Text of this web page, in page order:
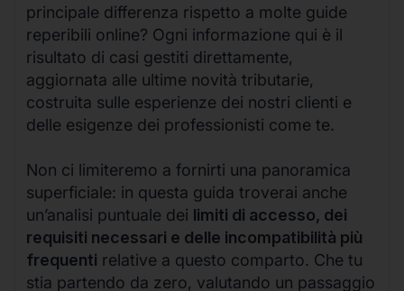
principale differenza rispetto a molte guide
reperibili online? Ogni informazione qui è il
risultato di casi gestiti direttamente,
aggiornata alle ultime novità tributarie,
costruita sulle esperienze dei nostri clienti e
delle esigenze dei professionisti come te.
Non ci limiteremo a fornirti una panoramica
superficiale: in questa guida troverai anche
un’analisi puntuale dei limiti di accesso, dei
requisiti necessari e delle incompatibilità più
frequenti relative a questo comparto. Che tu
stia partendo da zero, valutando un passaggio